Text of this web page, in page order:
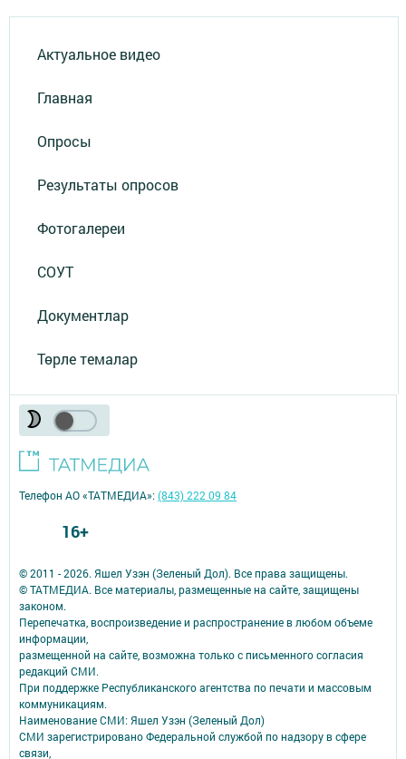
Актуальное видео
Главная
Опросы
Результаты опросов
Фотогалереи
СОУТ
Документлар
Төрле темалар
© 2011 - 2026. Яшел Узэн (Зеленый Дол). Все права защищены.
© ТАТМЕДИА. Все материалы, размещенные на сайте, защищены
законом.
Перепечатка, воспроизведение и распространение в любом объеме
информации,
размещенной на сайте, возможна только с письменного согласия
редакций СМИ.
При поддержке Республиканского агентства по печати и массовым
коммуникациям.
Наименование СМИ: Яшел Узэн (Зеленый Дол)
СМИ зарегистрировано Федеральной службой по надзору в сфере
связи,
Телефон АО «ТАТМЕДИА»:(843) 222 09 84
16+